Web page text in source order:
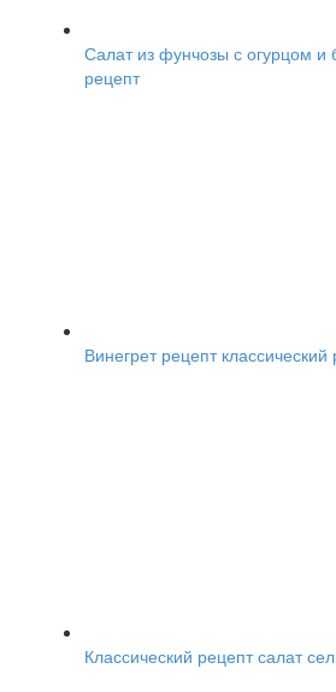
Салат из фунчозы с огурцом и
рецепт
Винегрет рецепт
Классический рецепт салат